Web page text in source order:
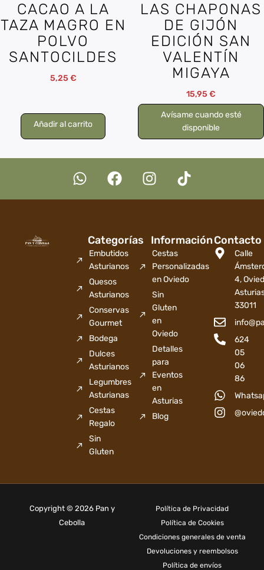
CACAO A LA
TAZA MAGRO EN
POLVO
SANTOCILDES
5,25 €
Añadir al carrito
LAS CHAPONAS
DE GIJÓN
EDICIÓN SAN
VALENTÍN
MIGAYA
15,95 €
Avísame cuando esté
disponible
Categorías
Embutidos
Asturianos
Quesos
Asturianos
Conservas
Gourmet
Bodega
Dulces
Asturianos
Legumbres
Asturianas
Cestas
Regalo
Sin
Gluten
Información
Cestas
Personalizadas
en Oviedo
Sin
Gluten
en
Oviedo
Detalles
para
Eventos
en
Asturias
Blog
Contacto
Calle
4,
33011
624
05
06
86
Copyright © 2026 Pan y
Cebolla
Política de Privacidad
Política de Cookies
Condiciones generales de venta
Devoluciones y reembolsos
Política de envíos